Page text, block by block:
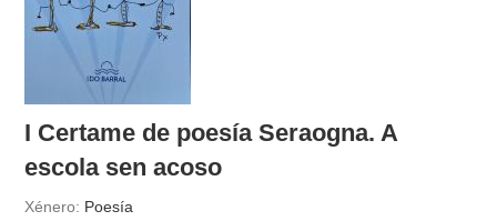
I Certame de poesía Seraogna. A
escola sen acoso
Xénero: Poesía